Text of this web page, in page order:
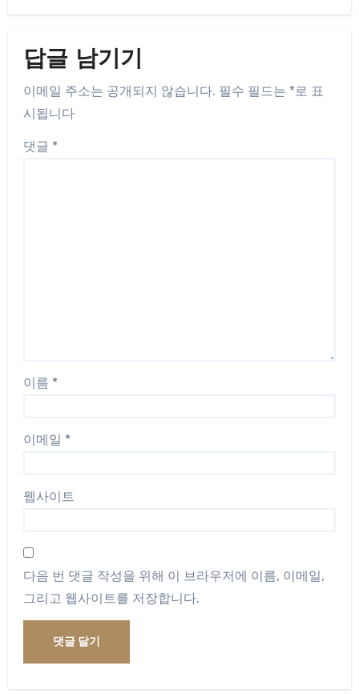
답글 남기기
이메일 주소는 공개되지 않습니다. 필수 필드는 *로 표
시됩니다
댓글 *
이름 *
이메일 *
웹사이트
다음 번 댓글 작성을 위해 이 브라우저에 이름, 이메일,
그리고 웹사이트를 저장합니다.